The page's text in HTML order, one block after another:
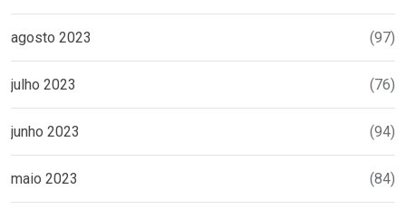
agosto 2023 (97)
julho 2023 (76)
junho 2023 (94)
maio 2023 (84)